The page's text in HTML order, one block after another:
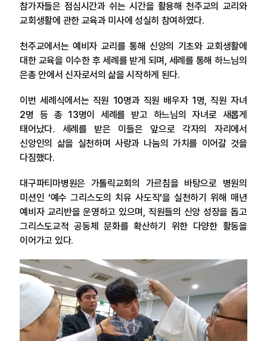
참가자들은 점심시간과 쉬는 시간을 활용해 천주교의 교리와
교회생활에 관한 교육과 미사에 성실히 참여하였다.
천주교에서는 예비자 교리를 통해 신앙의 기초와 교회생활에
대한 교육을 이수한 후 세례를 받게 되며, 세례를 통해 하느님의
은총 안에서 신자로서의 삶을 시작하게 된다.
이번 세례식에서는 직원 10명과 직원 배우자 1명, 직원 자녀
2명 등 총 13명이 세례를 받고 하느님의 자녀로 새롭게
태어났다. 세례를 받은 이들은 앞으로 각자의 자리에서
신앙인의 삶을 실천하며 사랑과 나눔의 가치를 이어갈 것을
다짐했다.
대구파티마병원은 가톨릭교회의 가르침을 바탕으로 병원의
미션인 ‘예수 그리스도의 치유 사도직’을 실천하기 위해 매년
예비자 교리반을 운영하고 있으며, 직원들의 신앙 성장을 돕고
그리스도교적 공동체 문화를 확산하기 위한 다양한 활동을
이어가고 있다.